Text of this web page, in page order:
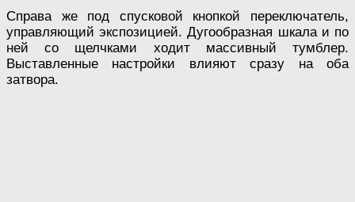
Справа же под спусковой кнопкой переключатель,
управляющий экспозицией. Дугообразная шкала и по
ней со щелчками ходит массивный тумблер.
Выставленные настройки влияют сразу на оба
затвора.